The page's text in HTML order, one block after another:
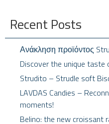
Recent Posts
Ανάκληση προϊόντος
Discover the unique taste
Strudito – Strudle soft
LAVDAS Candies –
moments!
Belino: the new croissant